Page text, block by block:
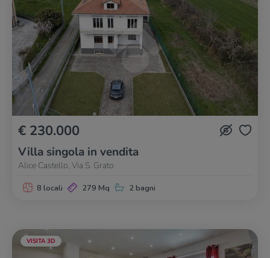
€ 230.000
Villa singola in vendita
Alice Castello, Via S. Grato
8 locali 279 Mq 2 bagni
VISITA 3D